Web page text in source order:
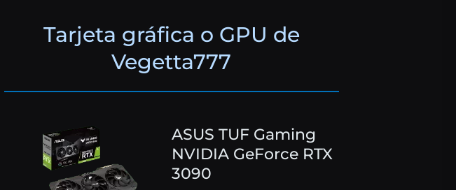
Tarjeta gráfica o GPU de
Vegetta777
ASUS TUF Gaming
NVIDIA GeForce RTX
3090